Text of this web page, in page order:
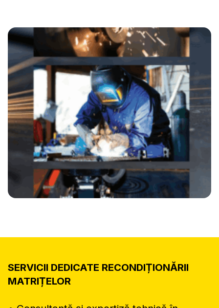
SERVICII DEDICATE RECONDIȚIONĂRII
MATRIȚELOR